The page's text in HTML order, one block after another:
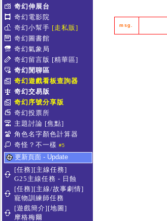
奇幻伸展台
奇幻電影院
奇幻小幫手 [走私販]
奇幻圖書館
奇幻氣象局
奇幻留言版 [精華區]
奇幻閒聊區
奇幻遊戲看板查詢器
奇幻交易版
奇幻序號分享版
奇幻投票所
主題討論 [焦點]
角色名字顏色計算器
奇怪？不一樣 #5
更新頁面 - Update
[任務][主線任務]
G25主線任務 - 日蝕
[任務][主線/故事劇情]
寵物訓練師任務
[遊戲簡介][地圖]
摩格梅爾
msg.